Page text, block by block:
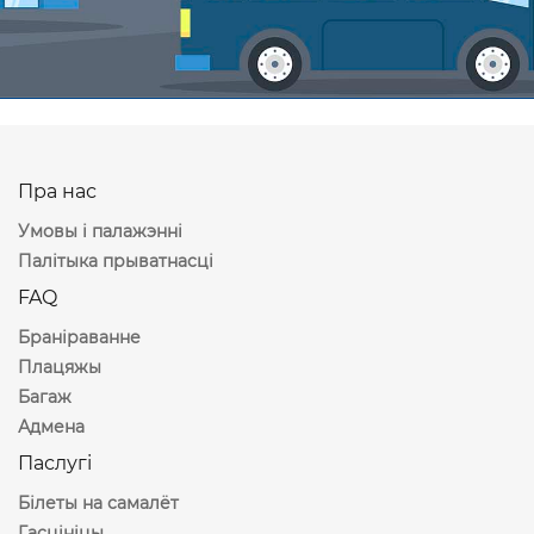
Пра нас
Умовы і палажэнні
Палітыка прыватнасці
FAQ
Браніраванне
Плацяжы
Багаж
Адмена
Паслугі
Білеты на самалёт